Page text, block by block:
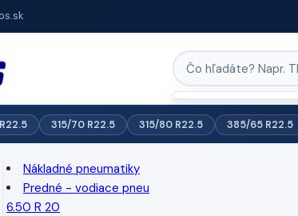
315/70 R22.5 315/80 R22.5 385/65 R22.5
Nákladné pneumatiky
Predné - vodiace pneu
6.50 R 20